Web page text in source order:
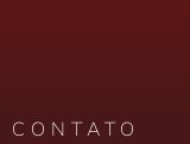
CONTATO